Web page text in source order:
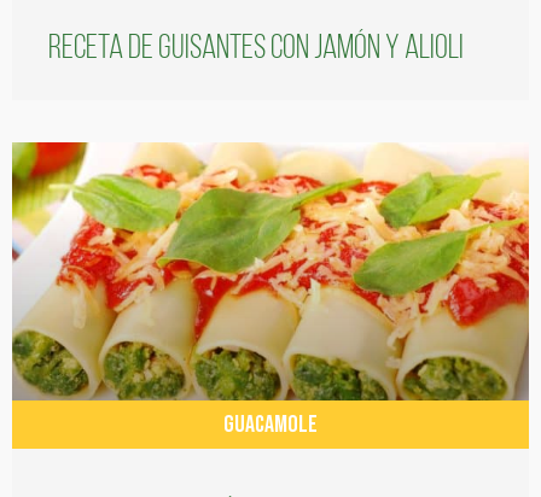
Receta de guisantes con jamón y alioli
GUACAMOLE